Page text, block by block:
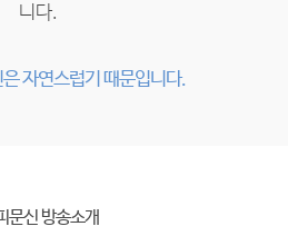
니다.
자연스럽기 때문입니다.
문신 방송소개